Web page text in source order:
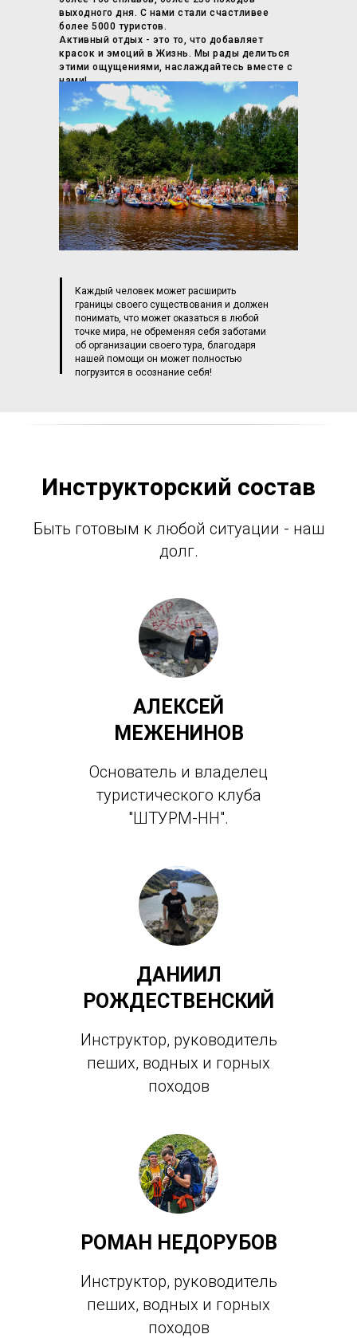
выходного дня. С нами стали счастливее
более 5000 туристов.
Активный отдых - это то, что добавляет
красок и эмоций в Жизнь. Мы рады делиться
этими ощущениями, наслаждайтесь вместе с
нами!
Каждый человек может расширить
границы своего существования и должен
понимать, что может оказаться в любой
точке мира, не обременяя себя заботами
об организации своего тура, благодаря
нашей помощи он может полностью
погрузится в осознание себя!
Инструкторский состав
Быть готовым к любой ситуации - наш
долг.
АЛЕКСЕЙ
МЕЖЕНИНОВ
Основатель и владелец
туристического клуба
"ШТУРМ-НН".
ДАНИИЛ
РОЖДЕСТВЕНСКИЙ
Инструктор, руководитель
пеших, водных и горных
походов
РОМАН НЕДОРУБОВ
Инструктор, руководитель
пеших, водных и горных
походов